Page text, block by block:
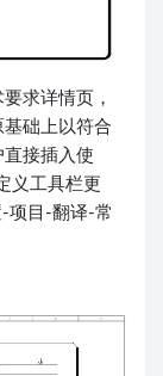
求详情页，
础上以符合
接插入使
义工具栏更
项目-翻译-常